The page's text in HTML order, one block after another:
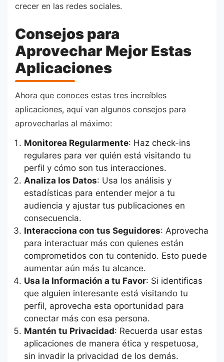
crecer en las redes sociales.
Consejos para
Aprovechar Mejor Estas
Aplicaciones
Ahora que conoces estas tres increíbles
aplicaciones, aquí van algunos consejos para
aprovecharlas al máximo:
Monitorea Regularmente: Haz check-ins
regulares para ver quién está visitando tu
perfil y cómo son tus interacciones.
Analiza los Datos: Usa los análisis y
estadísticas para entender mejor a tu
audiencia y ajustar tus publicaciones en
consecuencia.
Interacciona con tus Seguidores: Aprovecha
para interactuar más con quienes están
comprometidos con tu contenido. Esto puede
aumentar aún más tu alcance.
Usa la Información a tu Favor: Si identificas
que alguien interesante está visitando tu
perfil, aprovecha esta oportunidad para
conectar más con esa persona.
Mantén tu Privacidad: Recuerda usar estas
aplicaciones de manera ética y respetuosa,
sin invadir la privacidad de los demás.